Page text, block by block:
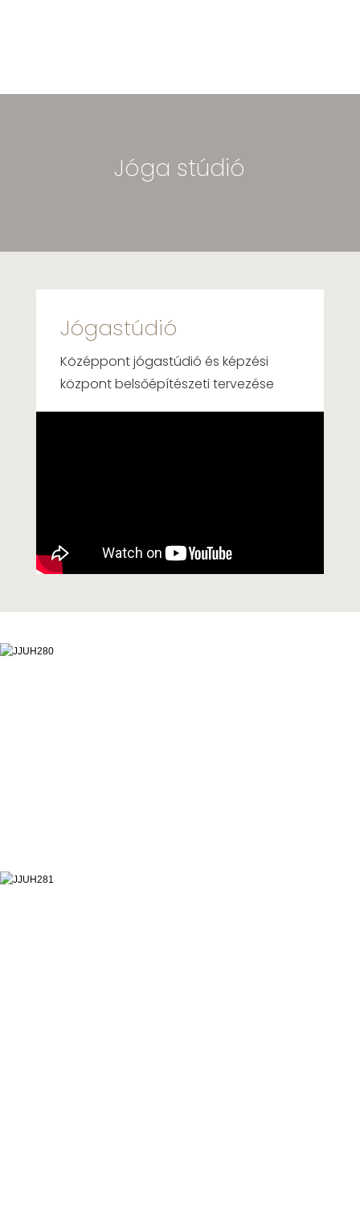
Jóga stúdió
Jógastúdió
Középpont jógastúdió és képzési
központ belsőépítészeti tervezése